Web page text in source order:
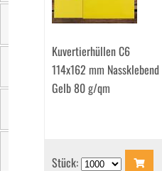
Seitenklappen
Zertifizierung
Kuvertierhüllen C6
114x162 mm Nassklebend
Gelb 80 g/qm
Stück: